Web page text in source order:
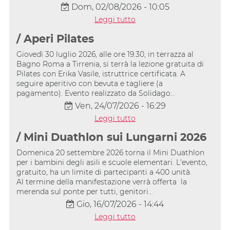
Dom, 02/08/2026 - 10:05
Leggi tutto
/ Aperi Pilates
Giovedì 30 luglio 2026, alle ore 19.30, in terrazza al
Bagno Roma a Tirrenia, si terrà la lezione gratuita di
Pilates con Erika Vasile, istruttrice certificata. A
seguire aperitivo con bevuta e tagliere (a
pagamento). Evento realizzato da Solidago…
Ven, 24/07/2026 - 16:29
Leggi tutto
/ Mini Duathlon sui Lungarni 2026
Domenica 20 settembre 2026 torna il Mini Duathlon
per i bambini degli asili e scuole elementari. L'evento,
gratuito, ha un limite di partecipanti a 400 unità.
Al termine della manifestazione verrà offerta la
merenda sul ponte per tutti, genitori…
Gio, 16/07/2026 - 14:44
Leggi tutto